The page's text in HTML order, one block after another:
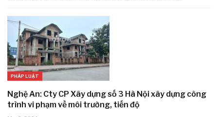
PHÁP LUẬT
Nghệ An: Cty CP Xây dựng số 3 Hà Nội xây dựng công
trình vi phạm về môi trường, tiến độ